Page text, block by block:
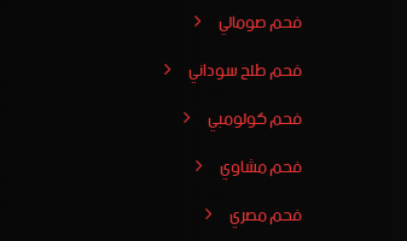
فحم صومالي
فحم طلح سوداني
فحم كولومبي
فحم مشاوي
فحم مصري